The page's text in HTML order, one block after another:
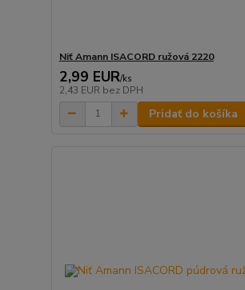
Niť Amann ISACORD ružová 2220
2,99 EUR/ks
2,43 EUR bez DPH
Pridať do košíka